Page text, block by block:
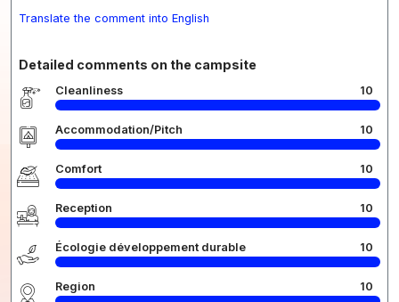
Translate the comment into English
Detailed comments on the campsite
Cleanliness 10
Accommodation/Pitch 10
Comfort 10
Reception 10
Écologie développement durable 10
Region 10